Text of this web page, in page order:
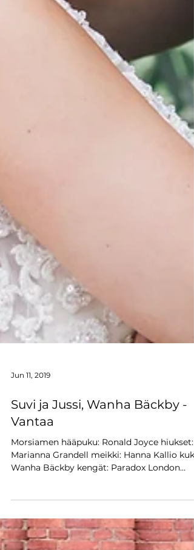
Jun 11, 2019
Suvi ja Jussi, Wanha Bäckby -
Vantaa
Morsiamen hääpuku: Ronald Joyce hiukset:
Wanha Bäckby kengät: Paradox London